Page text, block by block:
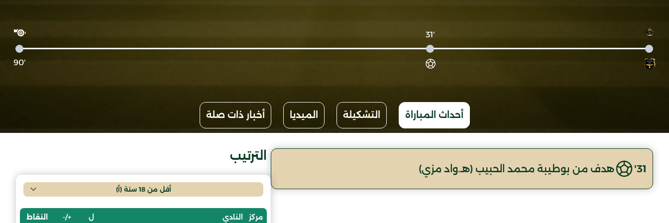
'31
'90
أحداث المباراة التشكيلة الميديا أخبار ذات صلة
31' هدف من بوطيبة محمد الحبيب (هـ.واد مزي)
الترتيب
أقل من 18 سنة (أ)
مركز النادي ل +/- النقاط